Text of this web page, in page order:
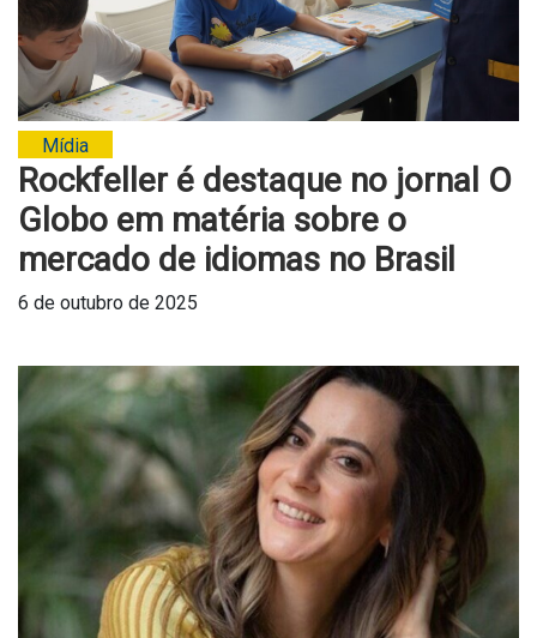
Mídia
Rockfeller é destaque no jornal O
Globo em matéria sobre o
mercado de idiomas no Brasil
6 de outubro de 2025